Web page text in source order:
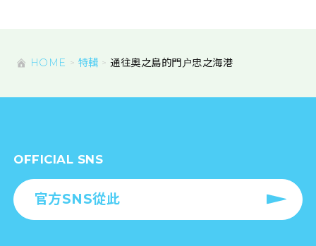
HOME 特輯 通往奧之島的門户忠之海港
OFFICIAL SNS
官方SNS從此